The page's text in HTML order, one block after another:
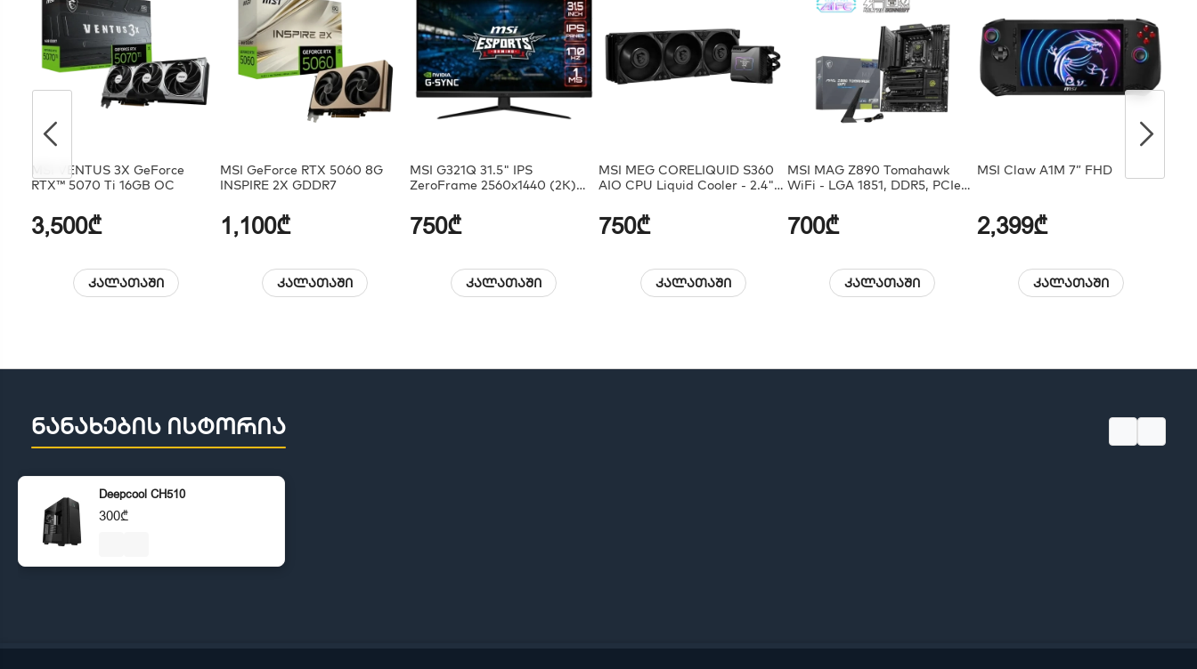
MSI VENTUS 3X GeForce
RTX™ 5070 Ti 16GB OC
3,500₾
კალათაში
MSI GeForce RTX 5060 8G
INSPIRE 2X GDDR7
1,100₾
კალათაში
MSI G321Q 31.5" IPS
ZeroFrame 2560x1440 (2K)
750₾
კალათაში
MSI MEG CORELIQUID S360
AIO CPU Liquid Cooler - 2.4"
750₾
კალათაში
MSI MAG Z890 Tomahawk
WiFi - LGA 1851, DDR5, PCIe
700₾
კალათაში
MSI Claw A1M 7” FHD
2,399₾
კალათაში
ნანახების ისტორია
Deepcool CH510
300₾